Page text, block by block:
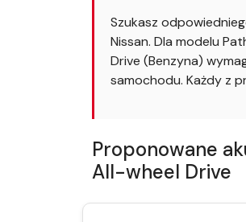
Szukasz
Nissan. Dla modelu
Drive (Benzyna)
samochodu. Każdy z
Proponowane
All-wheel Drive